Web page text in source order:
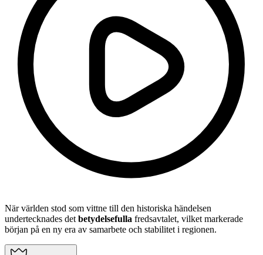
När världen stod som vittne till den historiska händelsen
undertecknades det betydelsefulla fredsavtalet, vilket markerade
början på en ny era av samarbete och stabilitet i regionen.